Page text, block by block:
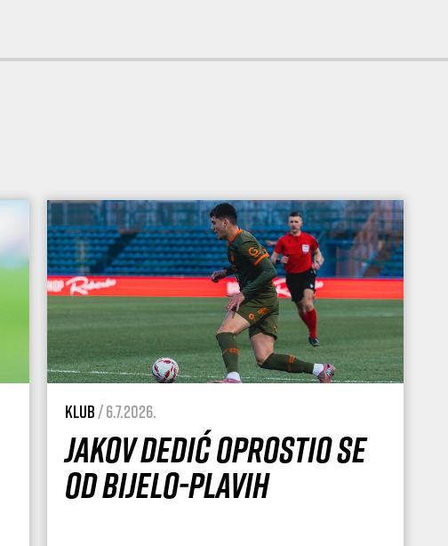
Klub/ 6.7.2026.
Jakov Dedić oprostio se
od Bijelo-plavih